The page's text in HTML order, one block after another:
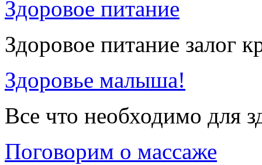
Здоровое питание
Здоровое питание залог
Здоровье малыша!
Все что необходимо для
Поговорим о массаже